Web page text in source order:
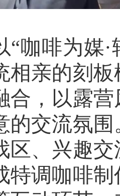
“咖啡为媒
相亲的刻
合，以露
的交流氛
区、兴趣
特调咖啡